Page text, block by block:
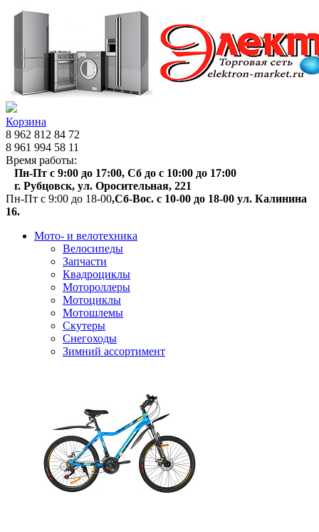
Корзина
8 962 812 84 72
8 961 994 58 11
Время работы:
Пн-Пт с 9:00 до 17:00, Сб до с 10:00 до 17:00
г. Рубцовск, ул. Оросительная, 221
Пн-Пт с 9:00 до 18-00,Сб-Вос. с 10-00 до 18-00 ул. Калинина
16.
Мото- и велотехника
Велосипеды
Запчасти
Квадроциклы
Мотороллеры
Мотоциклы
Мотошлемы
Скутеры
Снегоходы
Зимний ассортимент